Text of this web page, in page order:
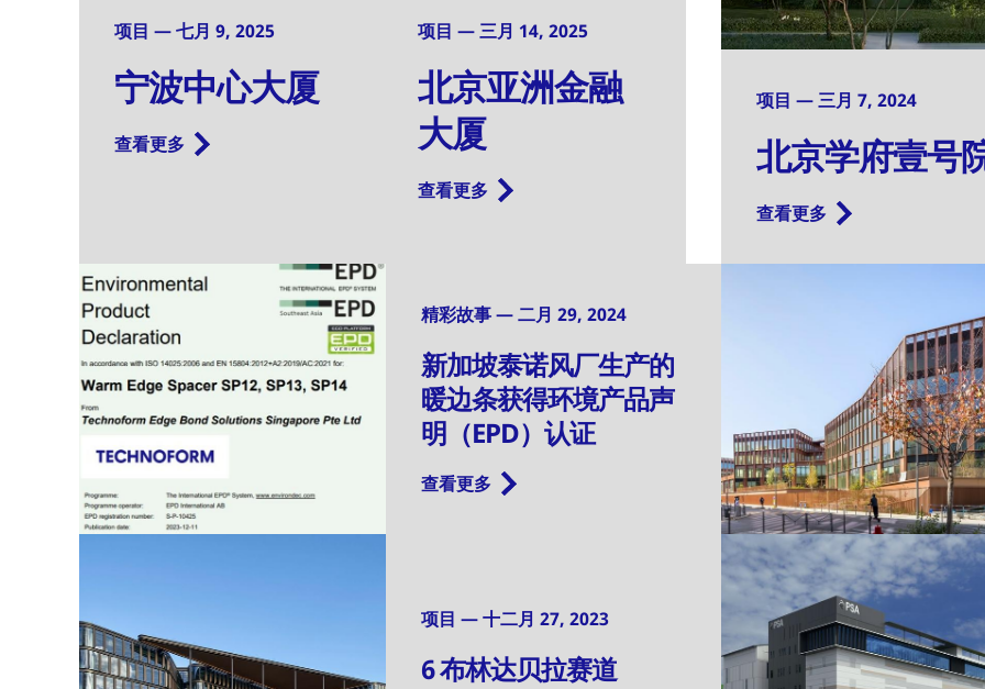
项目 — 七月 9, 2025
宁波中心大厦
查看更多
项目 — 三月 14, 2025
北京亚洲金融
大厦
查看更多
项目 — 三月 7, 2024
北京学府壹号
查看更多
精彩故事 — 二月 29, 2024
新加坡泰诺风厂生产的
暖边条获得环境产品声
明（EPD）认证
查看更多
项目 — 十二月 27, 2023
6 布林达贝拉赛道